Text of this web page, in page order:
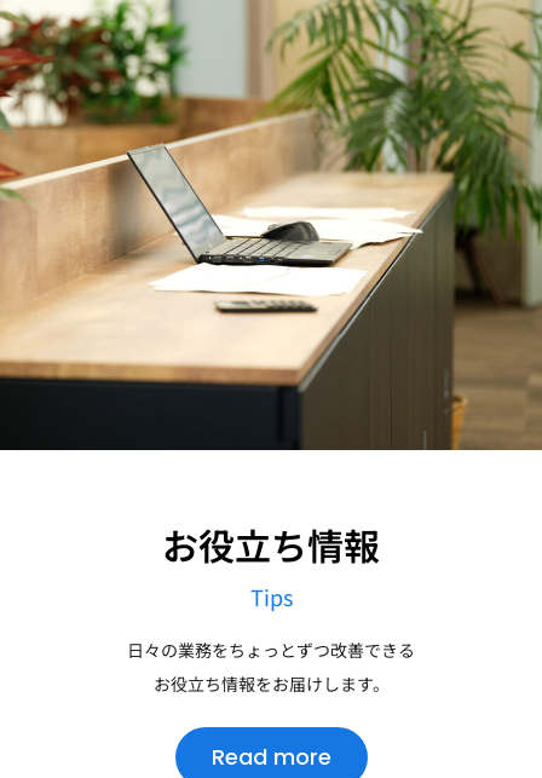
お役立ち情報
Tips
日々の業務をちょっとずつ改善できる
お役立ち情報をお届けします。
Read more